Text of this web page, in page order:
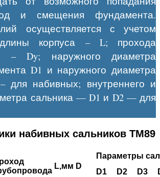
и смещения фундамента.
осуществляется с учетом
корпуса – L; прохода
– Dy; наружного диаметра
D1 и наружного диаметра
для набивных; внутреннего и
сальника — D1 и D2 — для
набивных сальников ТМ89
L,мм D
Параметры
D1
D2 D3